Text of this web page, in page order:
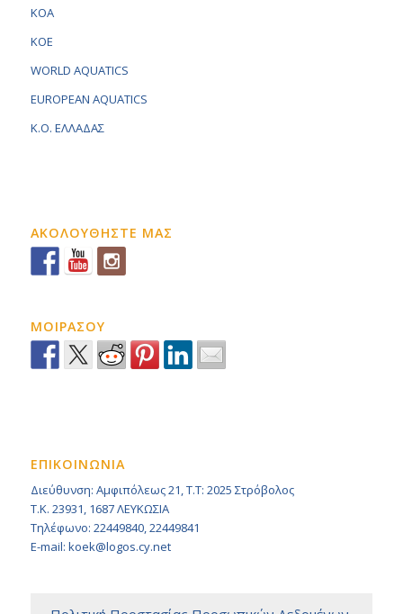
KOA
KOE
WORLD AQUATICS
EUROPEAN AQUATICS
K.O. ΕΛΛΑΔΑΣ
ΑΚΟΛΟΥΘΗΣΤΕ ΜΑΣ
ΜΟΙΡΑΣΟΥ
ΕΠΙΚΟΙΝΩΝΙΑ
Διεύθυνση: Αμφιπόλεως 21, Τ.Τ: 2025 Στρόβολος
Τ.Κ. 23931, 1687 ΛΕΥΚΩΣΙΑ
Τηλέφωνο: 22449840, 22449841
E-mail: koek@logos.cy.net